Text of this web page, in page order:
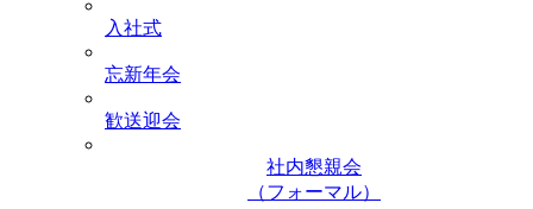
入社式
忘新年会
歓送迎会
社内懇親会
（フォーマル）